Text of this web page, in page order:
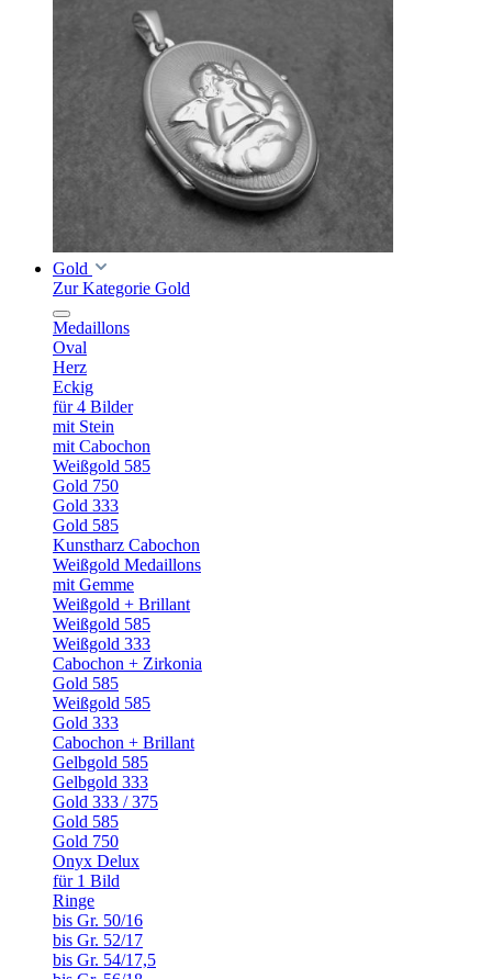
Gold
Zur Kategorie Gold
Medaillons
Oval
Herz
Eckig
für 4 Bilder
mit Stein
mit Cabochon
Weißgold 585
Gold 750
Gold 333
Gold 585
Kunstharz Cabochon
Weißgold Medaillons
mit Gemme
Weißgold + Brillant
Weißgold 585
Weißgold 333
Cabochon + Zirkonia
Gold 585
Weißgold 585
Gold 333
Cabochon + Brillant
Gelbgold 585
Gelbgold 333
Gold 333 / 375
Gold 585
Gold 750
Onyx Delux
für 1 Bild
Ringe
bis Gr. 50/16
bis Gr. 52/17
bis Gr. 54/17,5